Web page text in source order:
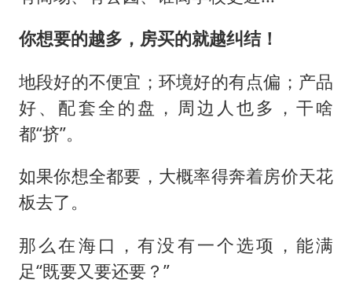
你想要的越多，房买的就越纠结！
地段好的不便宜；环境好的有点偏；产品
好、配套全的盘，周边人也多，干啥
都“挤”。
如果你想全都要，大概率得奔着房价天花
板去了。
那么在海口，有没有一个选项，能满
足“既要又要还要？”